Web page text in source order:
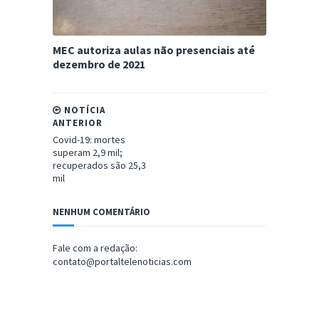
MEC autoriza aulas não presenciais até
dezembro de 2021
NOTÍCIA
ANTERIOR
Covid-19: mortes
superam 2,9 mil;
recuperados são 25,3
mil
NENHUM COMENTÁRIO
Fale com a redação:
contato@portaltelenoticias.com